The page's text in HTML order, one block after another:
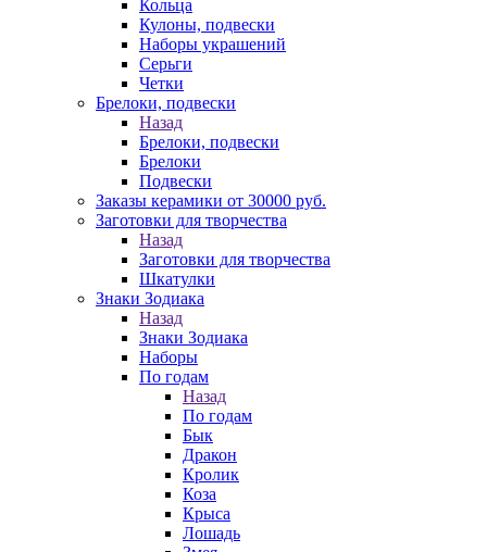
Кольца
Кулоны, подвески
Наборы украшений
Серьги
Четки
Брелоки, подвески
Назад
Брелоки, подвески
Брелоки
Подвески
Заказы керамики от 30000 руб.
Заготовки для творчества
Назад
Заготовки для творчества
Шкатулки
Знаки Зодиака
Назад
Знаки Зодиака
Наборы
По годам
Назад
По годам
Бык
Дракон
Кролик
Коза
Крыса
Лошадь